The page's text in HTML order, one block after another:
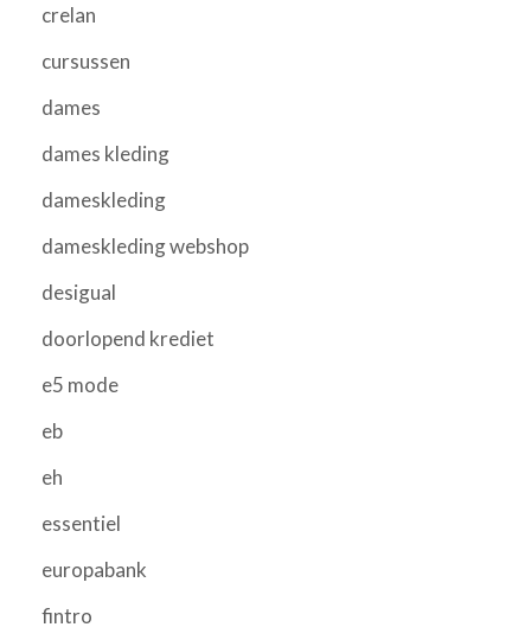
crelan
cursussen
dames
dames kleding
dameskleding
dameskleding webshop
desigual
doorlopend krediet
e5 mode
eb
eh
essentiel
europabank
fintro